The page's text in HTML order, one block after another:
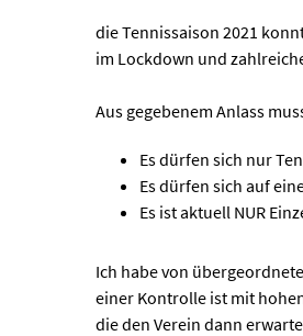
die Tennissaison 2021
im Lockdown und
Aus gegebenem Anlass
Es dürfen sich nur
Es dürfen sich auf
Es ist aktuell NUR
Ich habe von
einer Kontrolle ist mit
die den Verein dann